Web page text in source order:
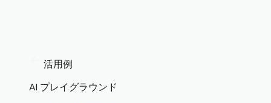
活用例
AI プレイグラウンド